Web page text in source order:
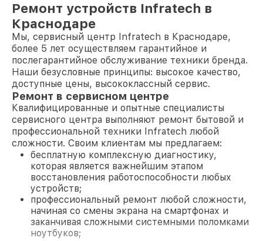
Ремонт устройств Infratech в
Краснодаре
Мы, сервисный центр Infratech в Краснодаре,
более 5 лет осуществляем гарантийное и
послегарантийное обслуживание техники бренда.
Наши безусловные принципы: высокое качество,
доступные цены, высококлассный сервис.
Ремонт в сервисном центре
Квалифицированные и опытные специалисты
сервисного центра выполняют ремонт бытовой и
профессиональной техники Infratech любой
сложности. Своим клиентам мы предлагаем:
бесплатную комплексную диагностику,
которая является важнейшим этапом
восстановления работоспособности любых
устройств;
профессиональный ремонт любой сложности,
начиная со смены экрана на смартфонах и
заканчивая сложными системными поломками
ноутбуков;